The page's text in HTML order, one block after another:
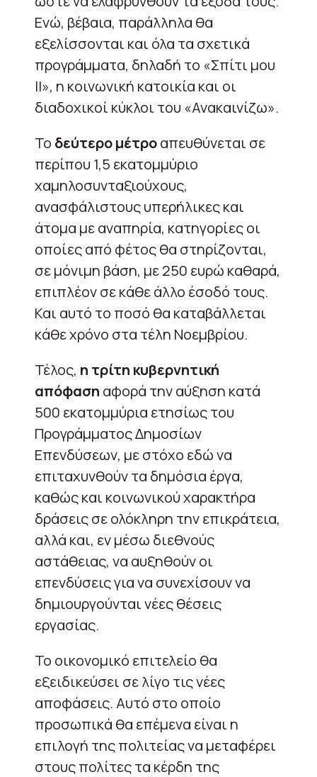
Ενώ, βέβαια, παράλληλα θα
εξελίσσονται και όλα τα σχετικά
προγράμματα, δηλαδή το «Σπίτι μου
ΙΙ», η κοινωνική κατοικία και οι
διαδοχικοί κύκλοι του «Ανακαινίζω».
Το δεύτερο μέτροαπευθύνεται σε
περίπου 1,5 εκατομμύριο
χαμηλοσυνταξιούχους,
ανασφάλιστους υπερήλικες και
άτομα με αναπηρία, κατηγορίες οι
οποίες από φέτος θα στηρίζονται,
σε μόνιμη βάση, με 250 ευρώ καθαρά,
επιπλέον σε κάθε άλλο έσοδό τους.
Και αυτό το ποσό θα καταβάλλεται
κάθε χρόνο στα τέλη Νοεμβρίου.
Τέλος, η τρίτη κυβερνητική
απόφαση αφορά την αύξηση κατά
500 εκατομμύρια ετησίως του
Προγράμματος Δημοσίων
Επενδύσεων, με στόχο εδώ να
επιταχυνθούν τα δημόσια έργα,
καθώς και κοινωνικού χαρακτήρα
δράσεις σε ολόκληρη την επικράτεια,
αλλά και, εν μέσω διεθνούς
αστάθειας, να αυξηθούν οι
επενδύσεις για να συνεχίσουν να
δημιουργούνται νέες θέσεις
εργασίας.
Το οικονομικό επιτελείο θα
εξειδικεύσει σε λίγο τις νέες
αποφάσεις. Αυτό στο οποίο
προσωπικά θα επέμενα είναι η
επιλογή της πολιτείας να μεταφέρει
στους πολίτες τα κέρδη της